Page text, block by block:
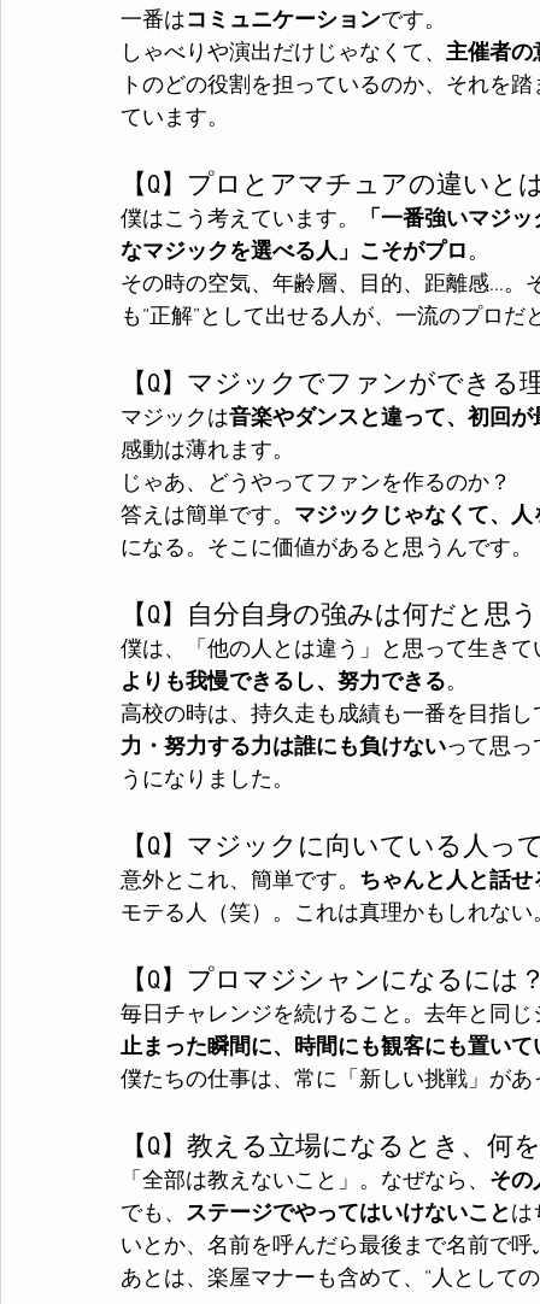
一番はコミュニケーションです。
しゃべりや演出だけじゃなくて、 主催者の
トのどの役割を担っているのか、それを
ています。
【Q】プロとアマチュアの違いと
僕はこう考えています。
「一番強いマジ
なマジックを選べる人」こそがプロ。
その時の空気、年齢層、目的、距離感…。
も“正解”として出せる人が、一流のプロだ
【Q】マジックでファンができる
マジックは音楽やダンスと違って、初回が
感動は薄れます。
じゃあ、どうやってファンを作るのか？
答えは簡単です。 マジックじゃなくて、
になる。そこに価値があると思うんです。
【Q】自分自身の強みは何だと思
僕は、「他の人とは違う」と思って生き
よりも我慢できるし、努力できる。
高校の時は、持久走も成績も一番を目指
力・努力する力は誰にも負けないって思っ
うになりました。
【Q】マジックに向いている人っ
意外とこれ、簡単です。 ちゃんと人と話
モテる人（笑）。これは真理かもしれない
【Q】プロマジシャンになるには
毎日チャレンジを続けること。去年と同
止まった瞬間に、時間にも観客にも置いて
僕たちの仕事は、常に「新しい挑戦」が
【Q】教える立場になるとき、何
「全部は教えないこと」。なぜなら、 その
でも、 ステージでやってはいけないことは
いとか、名前を呼んだら最後まで名前で
あとは、楽屋マナーも含めて、“人として